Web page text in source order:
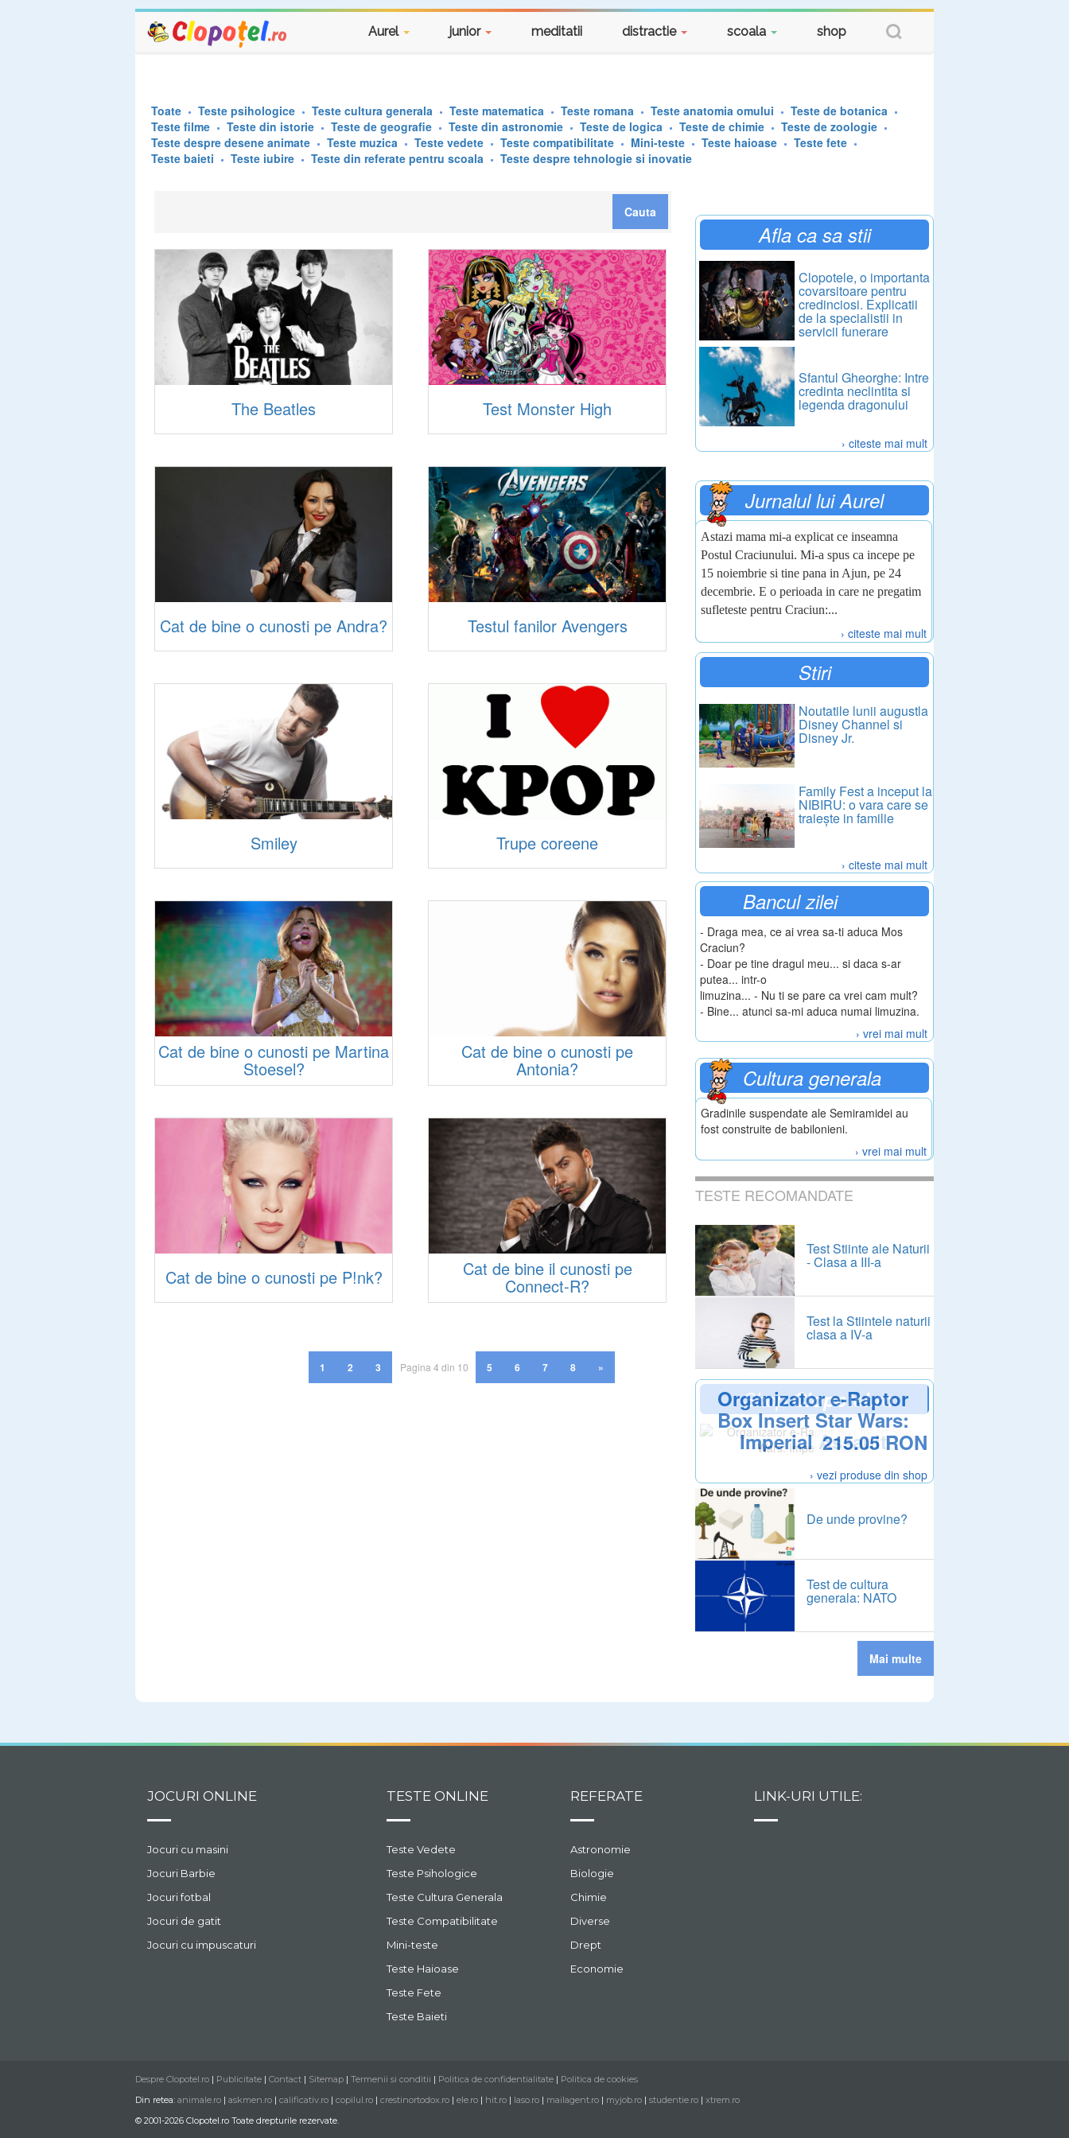
Aurel junior meditatii distractie scoala shop
Toate Teste psihologice Teste cultura generala Teste matematica Teste romana Teste anatomia omului
Teste de botanica
Teste filme
Teste din istorie Teste de geografie Teste din astronomie Teste de logica Teste de chimie
Teste de zoologie
Teste despre desene animate
Teste muzica Teste vedete Teste compatibilitate Mini-teste Teste haioase
Teste fete
Teste baieti
Teste iubire Teste din referate pentru scoala Teste despre tehnologie si inovatie
The Beatles Test Monster High
Cat de bine o cunosti pe Andra? Testul fanilor Avengers
Smiley Trupe coreene
Cat de bine o cunosti pe Martina
Stoesel?
Cat de bine o cunosti pe
Antonia?
Cat de bine o cunosti pe P!nk? Cat de bine il cunosti pe
Connect-R?
1 2 3 Pagina 4 din 10 5 6 7 8 »
Afla ca sa stii
Clopotele, o importanta
covarsitoare pentru
credinciosi. Explicatii
de la specialistii in
servicii funerare
Sfantul Gheorghe: Intre
credinta neclintita si
legenda dragonului
› citeste mai mult
Jurnalul lui Aurel
Astazi mama mi-a explicat ce inseamna
Postul Craciunului. Mi-a spus ca incepe pe
15 noiembrie si tine pana in Ajun, pe 24
decembrie. E o perioada in care ne pregatim
sufleteste pentru Craciun:...
› citeste mai mult
Stiri
Noutatile lunii augustla
Disney Channel si
Disney Jr.
Family Fest a inceput la
NIBIRU: o vara care se
traiește in familie
› citeste mai mult
Bancul zilei
- Draga mea, ce ai vrea sa-ti aduca Mos
Craciun?
- Doar pe tine dragul meu... si daca s-ar
putea... intr-o
limuzina... - Nu ti se pare ca vrei cam mult?
- Bine... atunci sa-mi aduca numai limuzina.
› vrei mai mult
Cultura generala
Gradinile suspendate ale Semiramidei au
fost construite de babilonieni.
› vrei mai mult
TESTE RECOMANDATE
Test Stiinte ale Naturii
- Clasa a III-a
Test la Stiintele naturii
clasa a IV-a
ShopClopotel.ro
Organizator e-Raptor
Box Insert Star Wars:
Imperial Assault
215.05 RON
› vezi produse din shop
De unde provine?
Test de cultura
generala: NATO
Mai multe
JOCURI ONLINE
Jocuri cu masini
Jocuri Barbie
Jocuri fotbal
Jocuri de gatit
Jocuri cu impuscaturi
TESTE ONLINE
Teste Vedete
Teste Psihologice
Teste Cultura Generala
Teste Compatibilitate
Mini-teste
Teste Haioase
Teste Fete
Teste Baieti
REFERATE
Astronomie
Biologie
Chimie
Diverse
Drept
Economie
LINK-URI UTILE:
Despre Clopotel.ro | Publicitate | Contact | Sitemap | Termenii si conditii | Politica de confidentialitate | Politica de cookies
Din retea: animale.ro | askmen.ro | calificativ.ro | copilul.ro | crestinortodox.ro | ele.ro | hit.ro | laso.ro | mailagent.ro | myjob.ro | studentie.ro | xtrem.ro
© 2001-2026 Clopotel.ro Toate drepturile rezervate.